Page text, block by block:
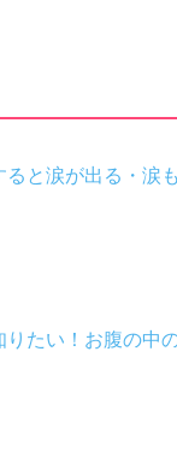
ると涙が出る・涙
りたい！お腹の中